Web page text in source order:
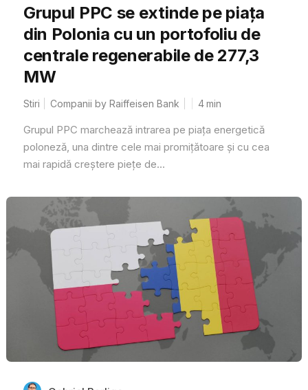
Grupul PPC se extinde pe piața
din Polonia cu un portofoliu de
centrale regenerabile de 277,3
MW
Stiri Companii by Raiffeisen Bank 4min
Grupul PPC marchează intrarea pe piața energetică
poloneză, una dintre cele mai promițătoare și cu cea
mai rapidă creștere piețe de...